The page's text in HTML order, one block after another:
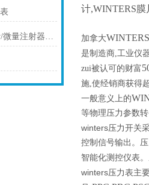
汉密尔顿微量进样针/微量注射器的色谱进样方法
计,WINTERS膜
加拿大WINTERS
是制造商,工业仪
zui被认可的财富
施,使经销商获得
一般意义上的
等物理压力参数
winters压力开关
控制信号输出。
智能化测控仪表
winters压力表主